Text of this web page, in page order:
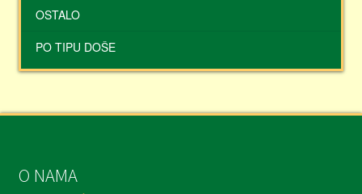
OSTALO
PO TIPU DOŠE
O NAMA